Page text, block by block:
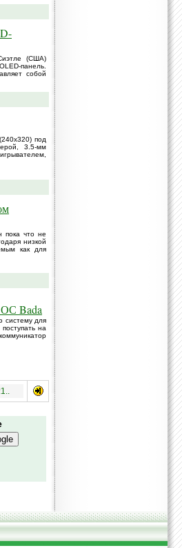
(США)
панель.
собой
под
3.5-мм
пока что не
низкой
как для
ОС Bada
систему для
на